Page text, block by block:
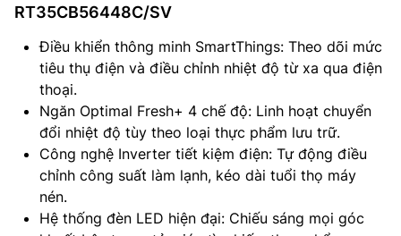
RT35CB56448C/SV
Điều khiển thông minh SmartThings: Theo dõi mức
tiêu thụ điện và điều chỉnh nhiệt độ từ xa qua điện
thoại.
Ngăn Optimal Fresh+ 4 chế độ: Linh hoạt chuyển
đổi nhiệt độ tùy theo loại thực phẩm lưu trữ.
Công nghệ Inverter tiết kiệm điện: Tự động điều
chỉnh công suất làm lạnh, kéo dài tuổi thọ máy
nén.
Hệ thống đèn LED hiện đại: Chiếu sáng mọi góc